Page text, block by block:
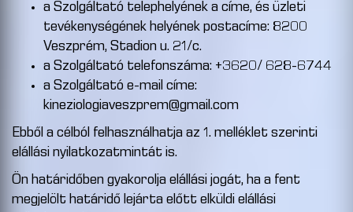
a Szolgáltató telephelyének a címe, és üzleti
tevékenységének helyének postacíme: 8200
Veszprém, Stadion u. 21/c.
a Szolgáltató telefonszáma: +3620/ 628-6744
a Szolgáltató e-mail címe:
kineziologiaveszprem@gmail.com
Ebből a célból felhasználhatja az 1. melléklet szerinti
elállási nyilatkozatmintát is.
Ön határidőben gyakorolja elállási jogát, ha a fent
megjelölt határidő lejárta előtt elküldi elállási